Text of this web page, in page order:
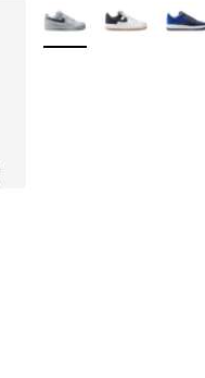
Plus de couleurs